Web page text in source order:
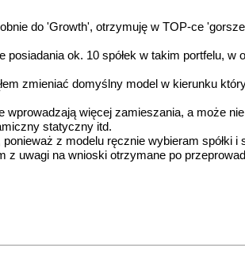
do 'Growth', otrzymuję w TOP-ce
ok. 10 spółek w takim portfelu, w
zmieniać domyślny model w kierunku
więcej zamieszania, a może
statyczny itd.
z modelu ręcznie wybieram
z uwagi na wnioski otrzymane po